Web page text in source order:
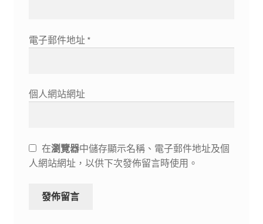
電子郵件地址 *
個人網站網址
在瀏覽器中儲存顯示名稱、電子郵件地址及個
人網站網址，以供下次發佈留言時使用。